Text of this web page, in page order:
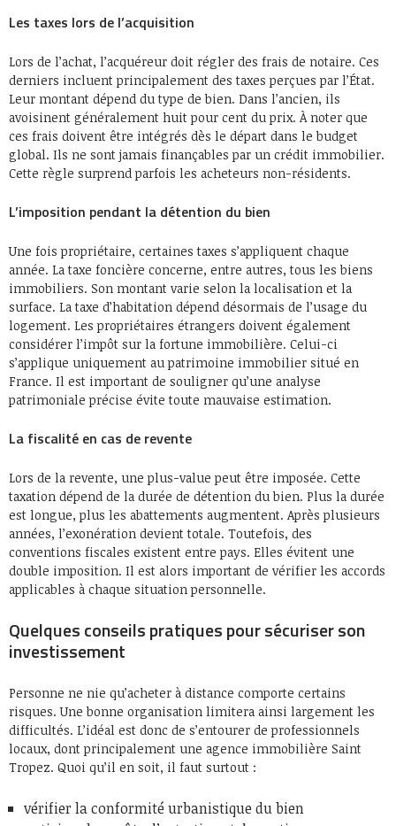
Les taxes lors de l’acquisition
Lors de l’achat, l’acquéreur doit régler des frais de notaire. Ces
derniers incluent principalement des taxes perçues par l’État.
Leur montant dépend du type de bien. Dans l’ancien, ils
avoisinent généralement huit pour cent du prix. À noter que
ces frais doivent être intégrés dès le départ dans le budget
global. Ils ne sont jamais finançables par un crédit immobilier.
Cette règle surprend parfois les acheteurs non-résidents.
L’imposition pendant la détention du bien
Une fois propriétaire, certaines taxes s’appliquent chaque
année. La taxe foncière concerne, entre autres, tous les biens
immobiliers. Son montant varie selon la localisation et la
surface. La taxe d’habitation dépend désormais de l’usage du
logement. Les propriétaires étrangers doivent également
considérer l’impôt sur la fortune immobilière. Celui-ci
s’applique uniquement au patrimoine immobilier situé en
France. Il est important de souligner qu’une analyse
patrimoniale précise évite toute mauvaise estimation.
La fiscalité en cas de revente
Lors de la revente, une plus-value peut être imposée. Cette
taxation dépend de la durée de détention du bien. Plus la durée
est longue, plus les abattements augmentent. Après plusieurs
années, l’exonération devient totale. Toutefois, des
conventions fiscales existent entre pays. Elles évitent une
double imposition. Il est alors important de vérifier les accords
applicables à chaque situation personnelle.
Quelques conseils pratiques pour sécuriser son
investissement
Personne ne nie qu’acheter à distance comporte certains
risques. Une bonne organisation limitera ainsi largement les
difficultés. L’idéal est donc de s’entourer de professionnels
locaux, dont principalement une agence immobilière Saint
Tropez. Quoi qu’il en soit, il faut surtout :
vérifier la conformité urbanistique du bien